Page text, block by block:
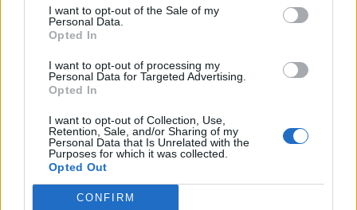
I want to opt-out of the Sale of my
Personal Data.
Opted In
I want to opt-out of processing my
Personal Data for Targeted Advertising.
Opted In
I want to opt-out of Collection, Use,
Retention, Sale, and/or Sharing of my
Personal Data that Is Unrelated with the
Purposes for which it was collected.
Opted Out
CONFIRM
6 Αυγούστου 2026 17:03
μεταφέρθηκε στο Αστυνομικό Τμήμα
και λίγες ημέρες μετά βρέθηκε νεκρή
ΚΡΗΤΗ • ΝΕΟΙ ΟΡΙΖΟΝΤΕΣ
Κτηματολόγιο: Ποιοι μπορούν να
6 Αυγούστου 2026 16:53